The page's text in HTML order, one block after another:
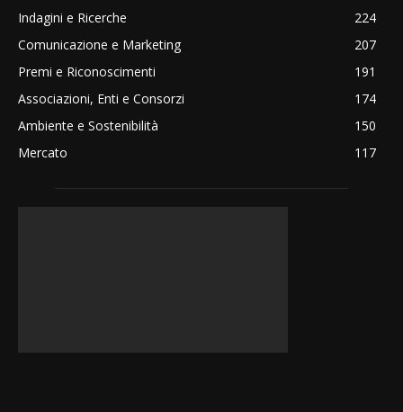
Indagini e Ricerche
224
Comunicazione e Marketing
207
Premi e Riconoscimenti
191
Associazioni, Enti e Consorzi
174
Ambiente e Sostenibilità
150
Mercato
117